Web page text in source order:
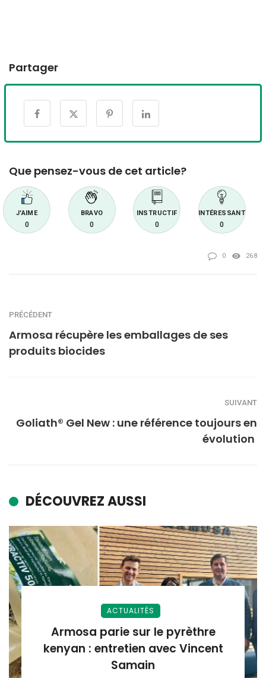
Partager
Que pensez-vous de cet article?
J'AIME
0
BRAVO
0
INSTRUCTIF
0
INTÉRESSANT
0
0 268
PRÉCÉDENT
Armosa récupère les emballages de ses
produits biocides
SUIVANT
Goliath® Gel New : une référence toujours en
évolution
DÉCOUVREZ AUSSI
ACTUALITÉS
Armosa parie sur le pyrèthre
kenyan : entretien avec Vincent
Samain